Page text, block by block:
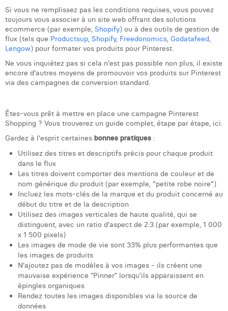
Ninon Chevalier
Olivia Lohest
Pieter Maesmans
Sebastiaan Reeskamp
Thomas Kurevic
Victor Hayot
William Rezette
Yaël Vanhoe
Si vous ne remplissez pas les conditions requises, vous pouvez
toujours vous associer à un site web offrant des solutions
ecommerce (par exemple, Shopify) ou à des outils de gestion de
flux (tels que Productsup, Shopify, Freedonomics, Godatafeed,
Lengow) pour formater vos produits pour Pinterest.
Ne vous inquiétez pas si cela n'est pas possible non plus, il existe
encore d'autres moyens de promouvoir vos produits sur Pinterest
via des campagnes de conversion standard.
Êtes-vous prêt à mettre en place une campagne Pinterest
Shopping ? Vous trouverez un guide complet, étape par étape, ici.
Gardez à l'esprit certaines bonnes pratiques :
Utilisez des titres et descriptifs précis pour chaque produit
dans le flux
Les titres doivent comporter des mentions de couleur et de
nom générique du produit (par exemple, "petite robe noire")
Incluez les mots-clés de la marque et du produit concerné au
début du titre et de la description
Utilisez des images verticales de haute qualité, qui se
distinguent, avec un ratio d'aspect de 2:3 (par exemple, 1 000
x 1 500 pixels)
Les images de mode de vie sont 33% plus performantes que
les images de produits
N'ajoutez pas de modèles à vos images - ils créent une
mauvaise expérience “Pinner” lorsqu’ils apparaissent en
épingles organiques
Rendez toutes les images disponibles via la source de
données